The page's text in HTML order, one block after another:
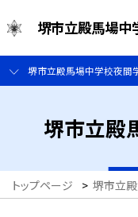
堺市立殿馬場中
堺市立殿馬場中学校夜間
堺市立殿
トップページ > 堺市立